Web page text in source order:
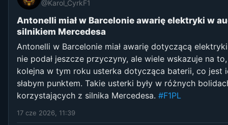
@Karol_CyrkF1
Antonelli miał w Barcelonie awarię elektryki w
silnikiem Mercedesa
Antonelli w Barcelonie miał awarię dotyczącą
nie podał jeszcze przyczyny, ale wiele wskazuje na
kolejna w tym roku usterka dotycząca baterii, co jest
słabym punktem. Takie usterki były w różnych
korzystających z silnika Mercedesa. #F1PL
17 cze 2026, 11:39